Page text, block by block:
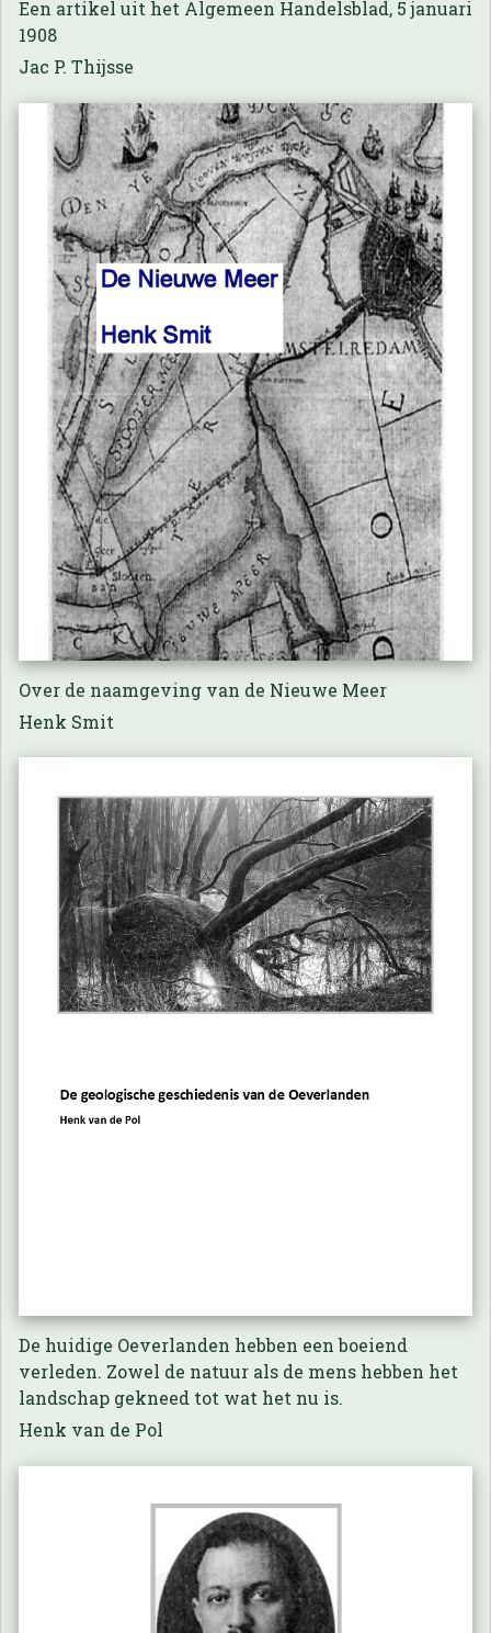
Een artikel uit het Algemeen Handelsblad, 5 januari
1908
Jac P. Thijsse
Over de naamgeving van de Nieuwe Meer
Henk Smit
De huidige Oeverlanden hebben een boeiend
verleden. Zowel de natuur als de mens hebben het
landschap gekneed tot wat het nu is.
Henk van de Pol